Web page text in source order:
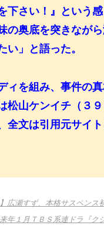
下さい！』という
の奥底を突きなが
い」と語った。
ィを組み、事件の
松山ケンイチ（３９
全文は引用元サイ
】広瀬すず、本格サスペンス
年１月ＴＢＳ系連ドラ『ク